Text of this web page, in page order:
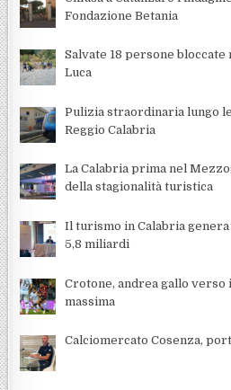
Fondazione Betania
Salvate 18 persone bloccate
Luca
Pulizia straordinaria lungo
Reggio Calabria
La Calabria prima nel
della stagionalità turistica
Il turismo in Calabria
5,8 miliardi
Crotone, andrea gallo verso
massima
Calciomercato Cosenza,